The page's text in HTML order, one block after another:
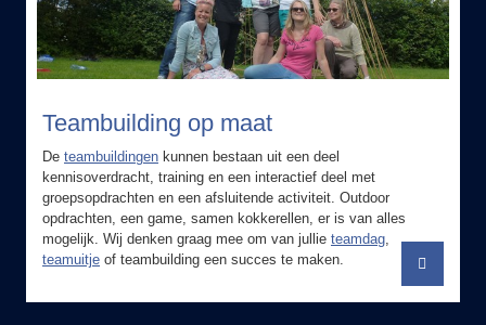
Deteambuildingen kunnen bestaan uit een deel
kennisoverdracht, training en een interactief deel met
groepsopdrachten en een afsluitende activiteit. Outdoor
opdrachten, een game, samen kokkerellen, er is van alles
mogelijk. Wij denken graag mee om van jullie
teamdag,
teamuitje
of teambuilding een succes te maken.